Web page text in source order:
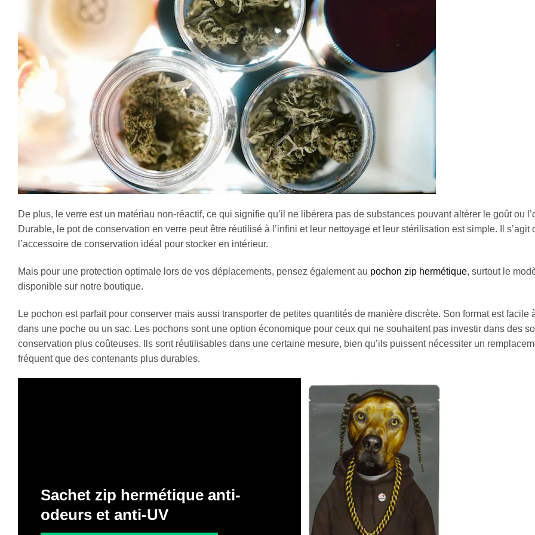
De plus, le verre est un matériau non-réactif, ce qui signifie qu’il ne libérera pas de substances pouvant altérer le goût ou
Durable, le pot de conservation en verre peut être réutilisé à l’infini et leur nettoyage et leur stérilisation est simple. Il s’agit
l’accessoire de conservation idéal pour stocker en intérieur.
Mais pour une protection optimale lors de vos déplacements, pensez également au pochon zip hermétique, surtout le
disponible sur notre boutique.
Le pochon est parfait pour conserver mais aussi transporter de petites quantités de manière discrète. Son format est facile
dans une poche ou un sac. Les pochons sont une option économique pour ceux qui ne souhaitent pas investir dans des
conservation plus coûteuses. Ils sont réutilisables dans une certaine mesure, bien qu’ils puissent nécessiter un
fréquent que des contenants plus durables.
Sachet zip hermétique anti-
odeurs et anti-UV